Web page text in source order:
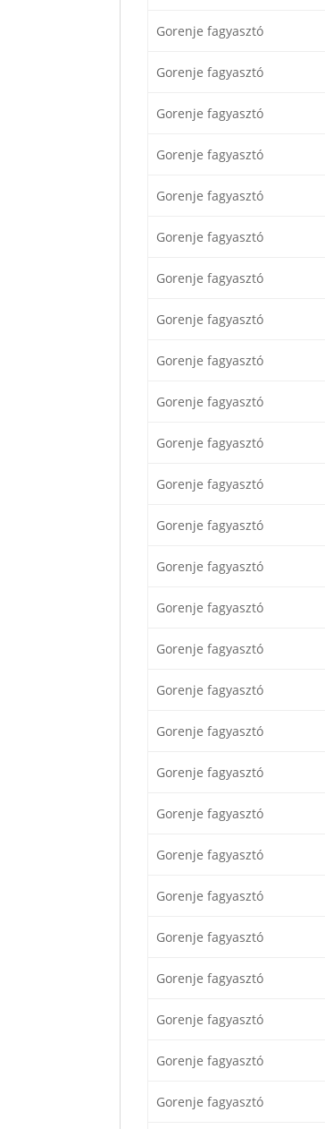
Gorenje fagyasztó
Gorenje fagyasztó
Gorenje fagyasztó
Gorenje fagyasztó
Gorenje fagyasztó
Gorenje fagyasztó
Gorenje fagyasztó
Gorenje fagyasztó
Gorenje fagyasztó
Gorenje fagyasztó
Gorenje fagyasztó
Gorenje fagyasztó
Gorenje fagyasztó
Gorenje fagyasztó
Gorenje fagyasztó
Gorenje fagyasztó
Gorenje fagyasztó
Gorenje fagyasztó
Gorenje fagyasztó
Gorenje fagyasztó
Gorenje fagyasztó
Gorenje fagyasztó
Gorenje fagyasztó
Gorenje fagyasztó
Gorenje fagyasztó
Gorenje fagyasztó
Gorenje fagyasztó